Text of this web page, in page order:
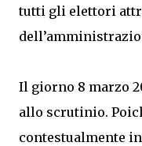
tutti gli elettori
Il giorno 8 marzo
allo scrutinio.
contestualmente